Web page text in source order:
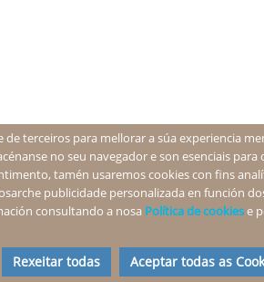
de terceiros para mellorar a súa experiencia
no seu navegador e son esenciais
tamén usaremos cookies con fins
publicidade personalizada en función
consultando a nosa Política de cookiese
Rexeitar todas Aceptar todas as